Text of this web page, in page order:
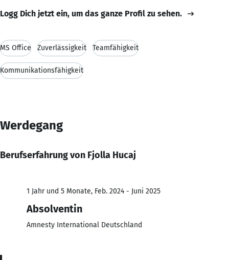
Logg Dich jetzt ein, um das ganze Profil zu sehen.
MS Office Zuverlässigkeit Teamfähigkeit
Kommunikationsfähigkeit
Werdegang
Berufserfahrung von Fjolla Hucaj
1 Jahr und 5 Monate, Feb. 2024 - Juni 2025
Absolventin
Amnesty International Deutschland